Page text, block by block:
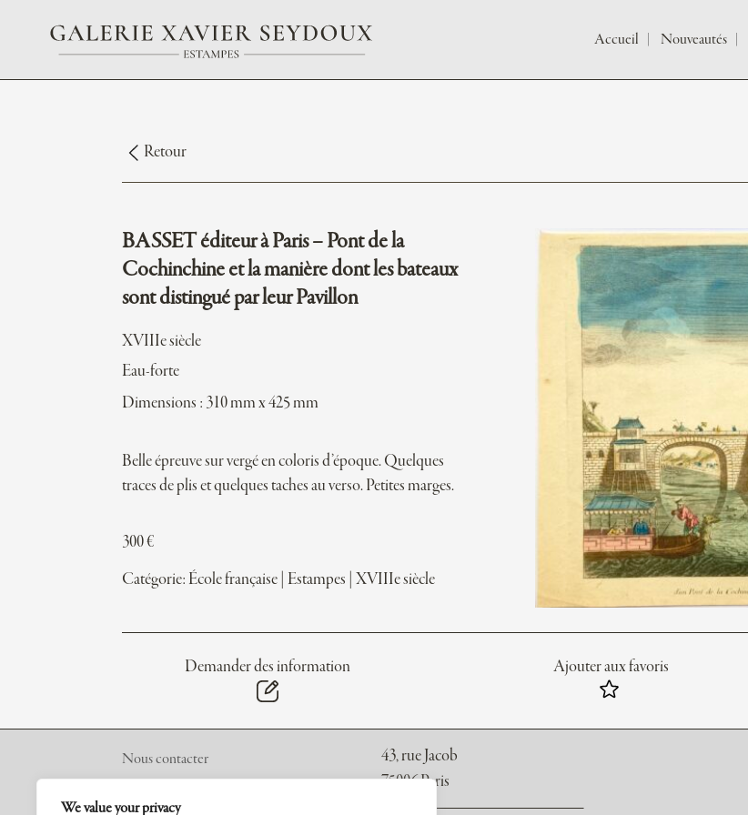
We value your privacy
Accueil Nouveautés
Retour
BASSET éditeur à Paris – Pont de la
Cochinchine et la manière dont les bateaux
sont distingué par leur Pavillon
XVIIIe siècle
Eau-forte
Dimensions : 310 mm x 425 mm
Belle épreuve sur vergé en coloris d’époque. Quelques
traces de plis et quelques taches au verso. Petites marges.
300€
Catégorie: École française Estampes |XVIIIe siècle
Demander des information Ajouter aux favoris
Nous contacter
43, rue Jacob
75006 Paris